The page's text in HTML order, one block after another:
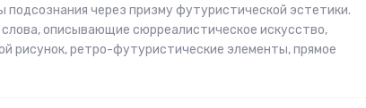
через призму футуристической эстетики.
описывающие сюрреалистическое искусство,
рисунок, ретро-футуристические элементы, прямое